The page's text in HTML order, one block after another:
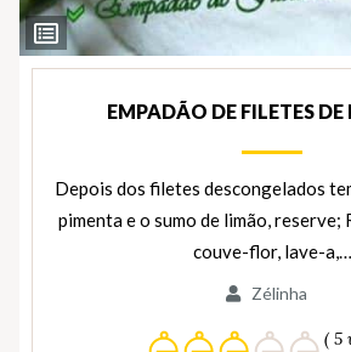
Ver
Ingredientes
EMPADÃO DE FILETES DE
Depois dos filetes descongelados
pimenta e o sumo de limão, reserve;
couve-flor, lave-a,…
Zélinha
( 5